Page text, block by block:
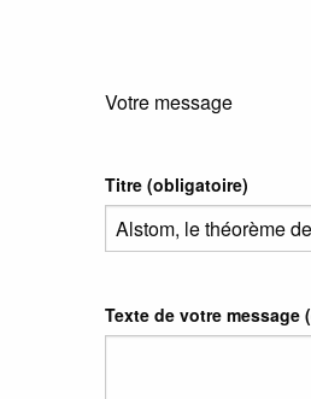
Votre message
Titre (obligatoire)
Texte de votre message